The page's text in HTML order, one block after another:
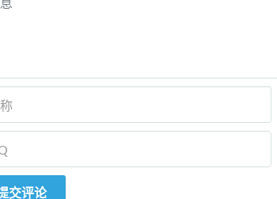
10 DL-蛋氨酸 99%